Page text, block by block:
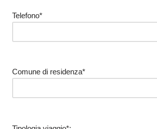
Telefono*
Comune di residenza*